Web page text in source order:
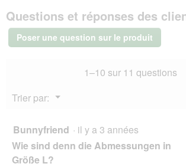
Cabane
en
Heidi
Questions et réponses des
Poser une question sur le produit
1–10 sur 11 questions
Trier par:
▼
Menu
Bunnyfriend · il y a 3 années
Wie sind denn die Abmessungen in
Größe L?